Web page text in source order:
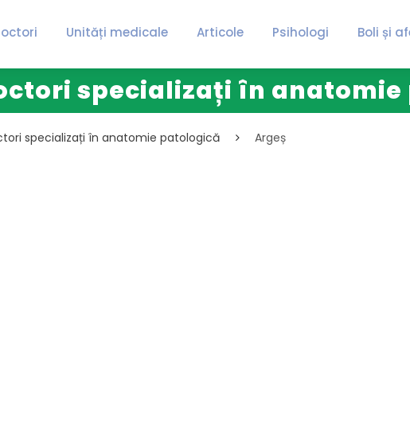
Unități medicale Articole Psihologi Boli și
specializați în
specializați în anatomie patologică Argeș